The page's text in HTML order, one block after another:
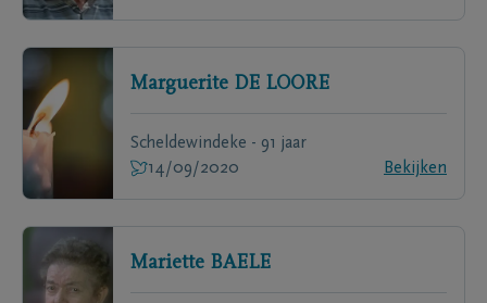
Marguerite DE LOORE
Scheldewindeke - 91 jaar
14/09/2020
Bekijken
Mariette BAELE